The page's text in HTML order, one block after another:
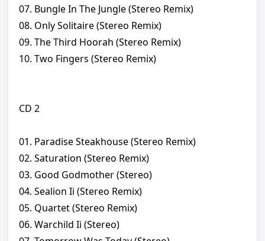
07. Bungle In The Jungle (Stereo Remix)
08. Only Solitaire (Stereo Remix)
09. The Third Hoorah (Stereo Remix)
10. Two Fingers (Stereo Remix)
CD 2
01. Paradise Steakhouse (Stereo Remix)
02. Saturation (Stereo Remix)
03. Good Godmother (Stereo)
04. Sealion Ii (Stereo Remix)
05. Quartet (Stereo Remix)
06. Warchild Ii (Stereo)